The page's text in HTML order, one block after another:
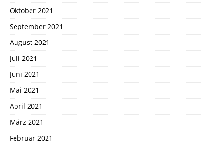
Oktober 2021
September 2021
August 2021
Juli 2021
Juni 2021
Mai 2021
April 2021
März 2021
Februar 2021